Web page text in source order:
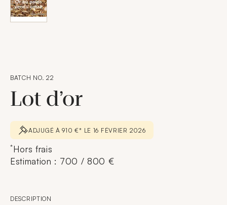
BATCH NO. 22
Lot d’or
ADJUGÉ À 910 €* LE 16 FÉVRIER 2026
*Hors frais
Estimation : 700 / 800 €
DESCRIPTION